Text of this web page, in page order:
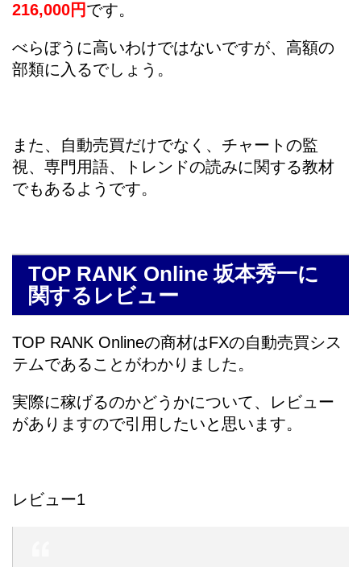
216,000円です。
べらぼうに高いわけではないですが、高額の
部類に入るでしょう。
また、自動売買だけでなく、チャートの監
視、専門用語、トレンドの読みに関する教材
でもあるようです。
TOP RANK Online 坂本秀一に
関するレビュー
TOP RANK Onlineの商材はFXの自動売買シス
テムであることがわかりました。
実際に稼げるのかどうかについて、レビュー
がありますので引用したいと思います。
レビュー1